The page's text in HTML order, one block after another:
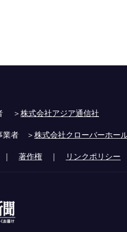
＞株式会社アジア通信社
業者 ＞株式会社クローバーホー
｜ 著作権 ｜ リンクポリシー